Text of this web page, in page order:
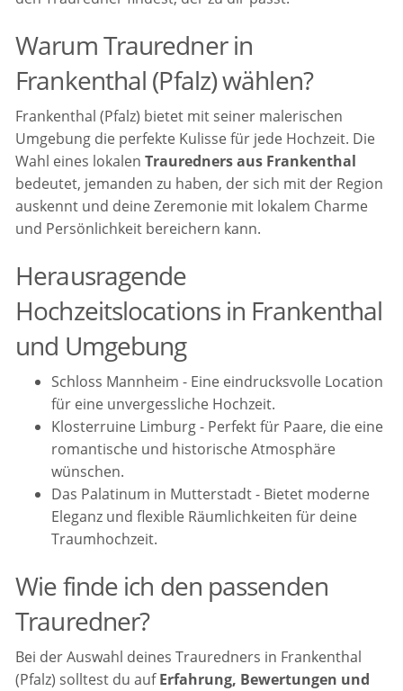
Warum Trauredner in
Frankenthal (Pfalz) wählen?
Frankenthal (Pfalz) bietet mit seiner malerischen
Umgebung die perfekte Kulisse für jede Hochzeit. Die
Wahl eines lokalenTrauredners aus Frankenthal
bedeutet, jemanden zu haben, der sich mit der Region
auskennt und deine Zeremonie mit lokalem Charme
und Persönlichkeit bereichern kann.
Herausragende
Hochzeitslocations in Frankenthal
und Umgebung
Schloss Mannheim - Eine eindrucksvolle Location
für eine unvergessliche Hochzeit.
Klosterruine Limburg - Perfekt für Paare, die eine
romantische und historische Atmosphäre
wünschen.
Das Palatinum in Mutterstadt - Bietet moderne
Eleganz und flexible Räumlichkeiten für deine
Traumhochzeit.
Wie finde ich den passenden
Trauredner?
Bei der Auswahl deines Trauredners in Frankenthal
(Pfalz) solltest du aufErfahrung, Bewertungen und